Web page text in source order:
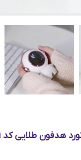
هدفون طلایی کد 129